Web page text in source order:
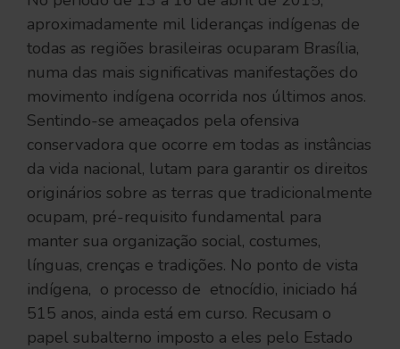
aproximadamente mil lideranças indígenas de
todas as regiões brasileiras ocuparam Brasília,
numa das mais significativas manifestações do
movimento indígena ocorrida nos últimos anos.
Sentindo-se ameaçados pela ofensiva
conservadora que ocorre em todas as instâncias
da vida nacional, lutam para garantir os direitos
originários sobre as terras que tradicionalmente
ocupam, pré-requisito fundamental para
manter sua organização social, costumes,
línguas, crenças e tradições. No ponto de vista
indígena, o processo de etnocídio, iniciado há
515 anos, ainda está em curso. Recusam o
papel subalterno imposto a eles pelo Estado